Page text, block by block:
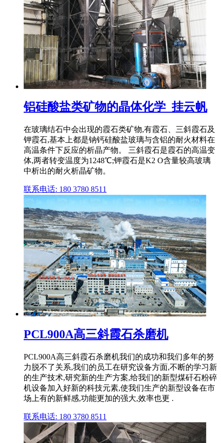
铝硅酸盐类矿物的晶体化学_挂云帆
在玻璃结石中会出现的霞石类矿物,有霞石、三斜霞石及
钾霞石,基本上都是钠钙硅酸盐玻璃与含铝的耐火材料在
高温条件下反应的析晶产物。 三斜霞石是霞石的高温变
体,两者转变温度为1248℃;钾霞石是K2 O含量较高玻璃
中析出的耐火析晶矿物。
联系电话: 180 3780 8511
PCL900A高三斜霞石杀磨机
PCL900A高三斜霞石杀磨机我们的成功和我们多年的努
力脱不了关系,我们的员工在研究设备方面,不断的学习新
的生产技术,研究新的生产方案,给我们的新型煤矸石粉碎
机设备加入好新的科技元素,使我们生产的新型设备在市
场上有的新鲜感,功能更加的强大,效率也更 .
联系电话: 180 3780 8511